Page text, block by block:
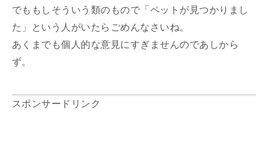
でももしそういう類のもので「ペットが見つかりまし
た」という人がいたらごめんなさいね。
あくまでも個人的な意見にすぎませんのであしから
ず。
スポンサードリンク